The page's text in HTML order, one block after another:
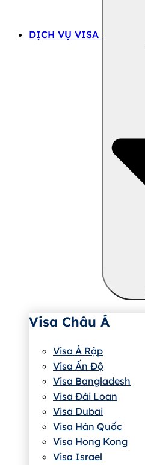
DỊCH VỤ VISA
Visa Châu Á
Visa Ả Rập
Visa Ấn Độ
Visa Bangladesh
Visa Đài Loan
Visa Dubai
Visa Hàn Quốc
Visa Hong Kong
Visa Israel